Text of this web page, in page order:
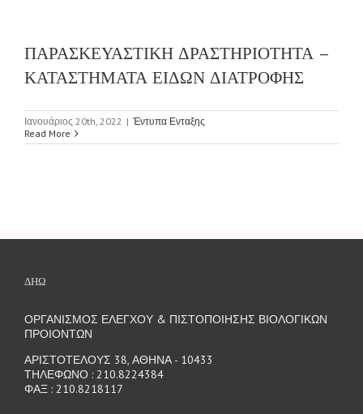
ΠΑΡΑΣΚΕΥΑΣΤΙΚΗ ΔΡΑΣΤΗΡΙΟΤΗΤΑ –
ΚΑΤΑΣΤΗΜΑΤΑ ΕΙΔΩΝ ΔΙΑΤΡΟΦΗΣ
Ιανουάριος 20th, 2022 | Έντυπα Ενταξης
Read More
ΔΗΩ
ΟΡΓΑΝΙΣΜΟΣ ΕΛΕΓΧΟΥ & ΠΙΣΤΟΠΟΙΗΣΗΣ ΒΙΟΛΟΓΙΚΩΝ
ΠΡΟΙΟΝΤΩΝ
ΑΡΙΣΤΟΤΕΛΟΥΣ 38, ΑΘΗΝΑ - 10433
ΤΗΛΕΦΩΝΟ : 210.8224384
ΦΑΞ : 210.8218117